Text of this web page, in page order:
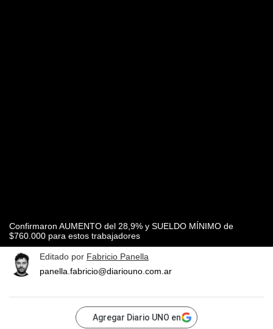
Confirmaron AUMENTO del 28,9% y SUELDO MÍNIMO de
$760.000 para estos trabajadores
Editado por Fabricio Panella
panella.fabricio@diariouno.com.ar
Agregar Diario UNO en